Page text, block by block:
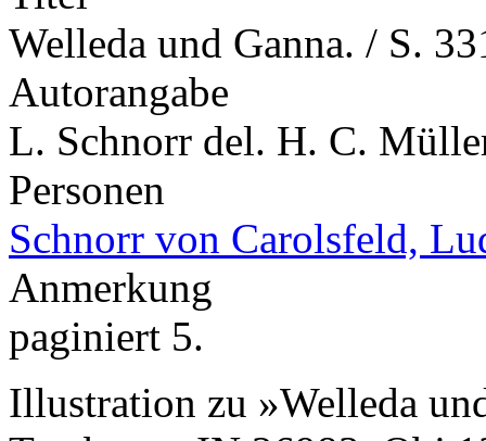
Welleda und Ganna. / S.
Autorangabe
L. Schnorr del. H. C.
Personen
Schnorr von Carolsfeld,
Anmerkung
paginiert 5.
Illustration zu »Welleda